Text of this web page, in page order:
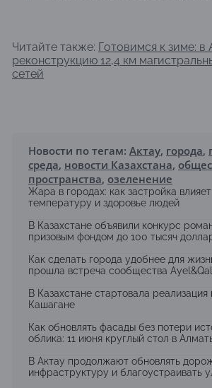
Читайте также: Готовимся к зиме: в
реконструкцию 12,4 км
сетей
Новости по тегам: Актау, города,
среда, новости Казахстана,
пространства, озеленение
Жара в городах: как застройка
температуру и здоровье людей
В Казахстане объявили конкурс
призовым фондом до 100 тысяч
Как сделать города удобнее для
прошла встреча сообщества
В Казахстане стартовала реализация
Кашагане
Как обновлять фасады без потери
облика: 11 июня круглый стол в
В Актау продолжают обновлять
инфраструктуру и благоустраивать